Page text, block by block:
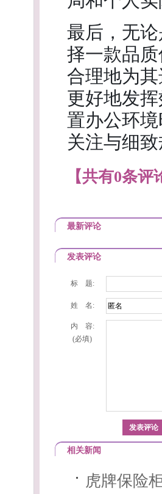
最后，无
择一款品
合理地为
更好地发
置办公环
关注与细
【共有0条评
最新评论
发表评论
标 题:
姓 名:
内 容:
(必填)
相关新闻
虎牌保险